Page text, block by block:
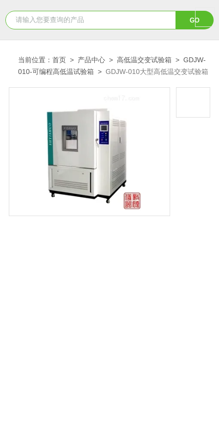
当前位置：首页 > 产品中心 >高低温交变试验箱 >GDJW-
010-可编程高低温试验箱 >GDJW-010大型高低温交变试验箱